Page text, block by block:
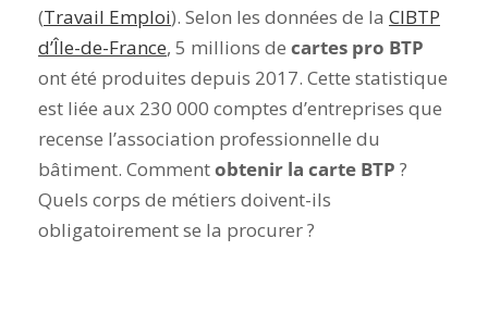
(Travail Emploi). Selon les données de la CIBTP
d’Île-de-France, 5 millions de cartes pro BTP
ont été produites depuis 2017. Cette statistique
est liée aux 230 000 comptes d’entreprises que
recense l’association professionnelle du
bâtiment. Commentobtenir la carte BTP ?
Quels corps de métiers doivent-ils
obligatoirement se la procurer ?